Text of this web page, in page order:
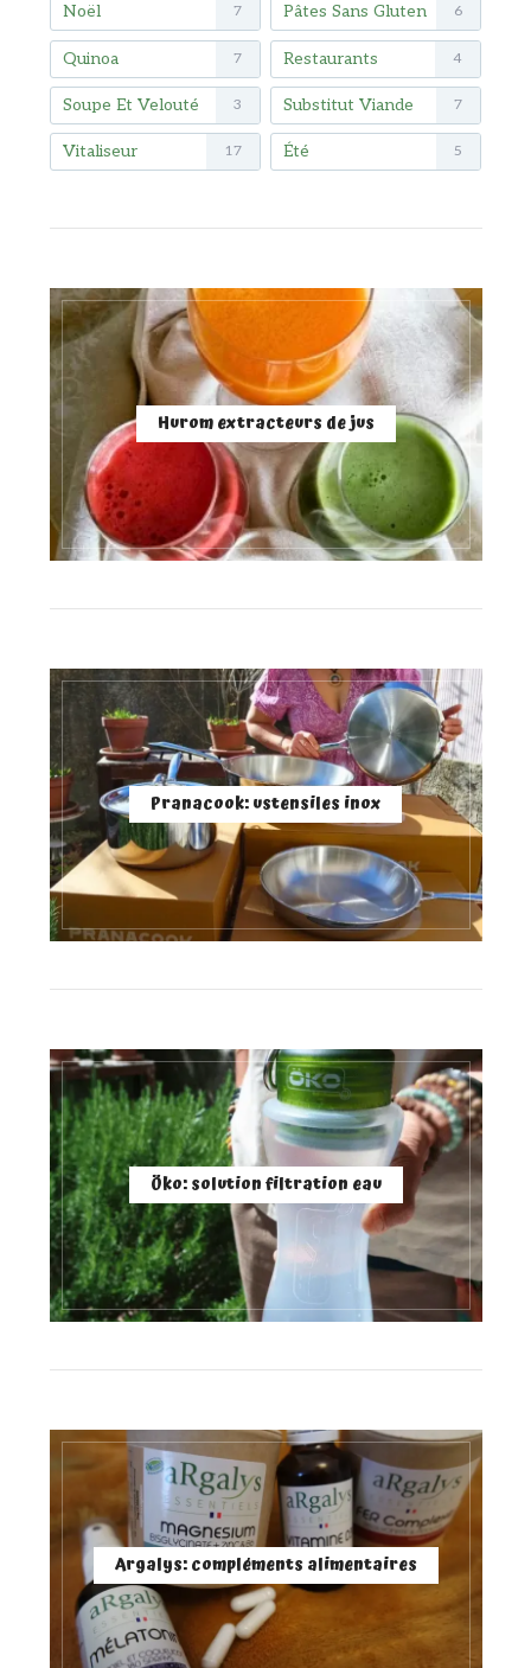
Noël 7 Pâtes Sans Gluten 6
Quinoa 7 Restaurants 4
Soupe Et Velouté 3 Substitut Viande 7
Vitaliseur 17 Été 5
Hurom extracteurs de jus
Pranacook: ustensiles inox
Öko: solution filtration eau
Argalys: compléments alimentaires